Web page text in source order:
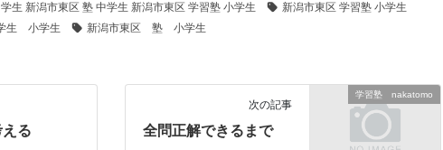
生 新潟市東区 塾 中学生 新潟市東区 学習塾 小学生
新潟市東区 学習塾 小学生
生 小学生
新潟市東区 塾 小学生
る
学習塾 nakatomo
次の記事
全問正解できるまで